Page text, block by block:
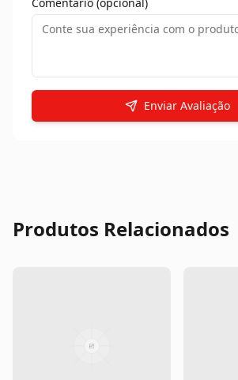
Enviar Avaliação
Produtos Relacionados